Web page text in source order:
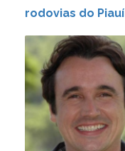
rodovias do Piauí